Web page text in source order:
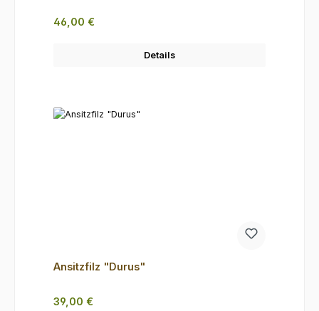
Regulärer Preis:
46,00 €
Details
Ansitzfilz "Durus"
Regulärer Preis:
39,00 €